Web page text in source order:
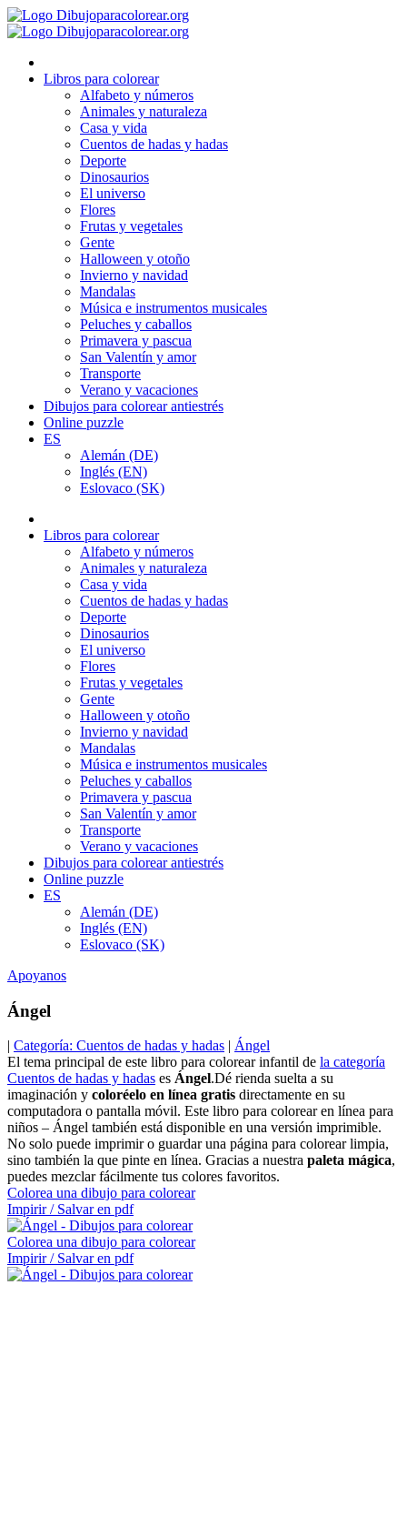
Ir
al
Libros para colorear
Alfabeto y números
Animales y naturaleza
Casa y vida
Cuentos de hadas y hadas
Deporte
Dinosaurios
El universo
Flores
Frutas y vegetales
Gente
Halloween y otoño
Invierno y navidad
Mandalas
Música e instrumentos musicales
Peluches y caballos
Primavera y pascua
San Valentín y amor
Transporte
Verano y vacaciones
Dibujos para colorear antiestrés
Online puzzle
ES
Alemán (DE)
Inglés (EN)
Eslovaco (SK)
Libros para colorear
Alfabeto y números
Animales y naturaleza
Casa y vida
Cuentos de hadas y hadas
Deporte
Dinosaurios
El universo
Flores
Frutas y vegetales
Gente
Halloween y otoño
Invierno y navidad
Mandalas
Música e instrumentos musicales
Peluches y caballos
Primavera y pascua
San Valentín y amor
Transporte
Verano y vacaciones
Dibujos para colorear antiestrés
Online puzzle
ES
Alemán (DE)
Inglés (EN)
Eslovaco (SK)
Apoyanos
Ángel
| Categoría: Cuentos de hadas y hadas | Ángel
El tema principal de este libro para colorear infantil de la categoría
Cuentos de hadas y hadas es Ángel.Dé rienda suelta a su
imaginación y coloréelo en línea gratis directamente en su
computadora o pantalla móvil. Este libro para colorear en línea para
niños – Ángel también está disponible en una versión imprimible.
No solo puede imprimir o guardar una página para colorear limpia,
sino también la que pinte en línea. Gracias a nuestra paleta mágica,
puedes mezclar fácilmente tus colores favoritos.
Colorea una dibujo para colorear
Impirir / Salvar en pdf
Colorea una dibujo para colorear
Impirir / Salvar en pdf